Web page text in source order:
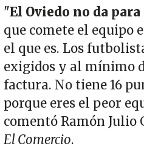
"El Oviedo no da para
que comete el equipo
el que es. Los
exigidos y al mínimo
factura. No tiene 16
porque eres el peor
comentó Ramón Julio
El Comercio.